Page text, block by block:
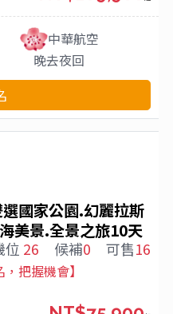
中華航空
晚去夜回
國家公園.幻麗拉斯
美景.全景之旅10天
位 26 候補0 可售16
把握機會】